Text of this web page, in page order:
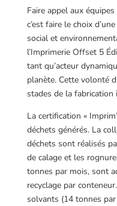
Faire appel aux
c’est faire le choix
social et
l’Imprimerie Offset 5
tant qu’acteur
planète. Cette volonté
stades de la fabrication
La certification «
déchets générés. La
déchets sont réalisés
de calage et les
tonnes par mois, sont
recyclage par
solvants (14 tonnes